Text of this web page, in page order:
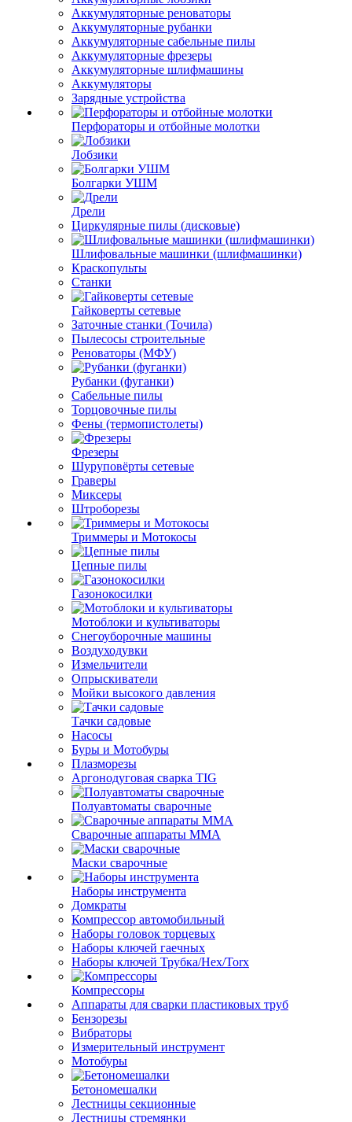
Аккумуляторные реноваторы
Аккумуляторные рубанки
Аккумуляторные сабельные пилы
Аккумуляторные фрезеры
Аккумуляторные шлифмашины
Аккумуляторы
Зарядные устройства
Перфораторы и отбойные молотки
Лобзики
Болгарки УШМ
Дрели
Циркулярные пилы (дисковые)
Шлифовальные машинки (шлифмашинки)
Краскопульты
Станки
Гайковерты сетевые
Заточные станки (Точила)
Пылесосы строительные
Реноваторы (МФУ)
Рубанки (фуганки)
Сабельные пилы
Торцовочные пилы
Фены (термопистолеты)
Фрезеры
Шуруповёрты сетевые
Граверы
Миксеры
Штроборезы
Триммеры и Мотокосы
Цепные пилы
Газонокосилки
Мотоблоки и культиваторы
Снегоуборочные машины
Воздуходувки
Измельчители
Опрыскиватели
Мойки высокого давления
Тачки садовые
Насосы
Буры и Мотобуры
Плазморезы
Аргонодуговая сварка TIG
Полуавтоматы сварочные
Сварочные аппараты ММА
Маски сварочные
Наборы инструмента
Домкраты
Компрессор автомобильный
Наборы головок торцевых
Наборы ключей гаечных
Наборы ключей Трубка/Hex/Torx
Компрессоры
Аппараты для сварки пластиковых труб
Бензорезы
Вибраторы
Измерительный инструмент
Мотобуры
Бетономешалки
Лестницы секционные
Лестницы стремянки